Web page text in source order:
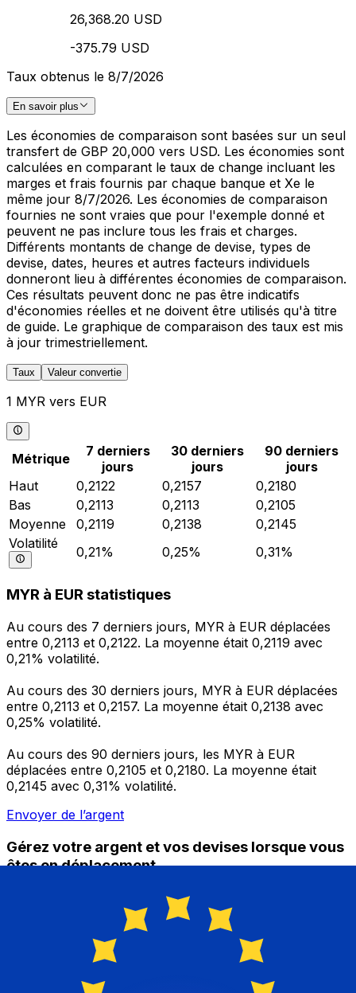
26,368.20 USD
-375.79 USD
Taux obtenus le 8/7/2026
En savoir plus
Les économies de comparaison sont basées sur un seul
transfert de GBP 20,000 vers USD. Les économies sont
calculées en comparant le taux de change incluant les
marges et frais fournis par chaque banque et Xe le
même jour 8/7/2026. Les économies de comparaison
fournies ne sont vraies que pour l'exemple donné et
peuvent ne pas inclure tous les frais et charges.
Différents montants de change de devise, types de
devise, dates, heures et autres facteurs individuels
donneront lieu à différentes économies de comparaison.
Ces résultats peuvent donc ne pas être indicatifs
d'économies réelles et ne doivent être utilisés qu'à titre
de guide. Le graphique de comparaison des taux est mis
à jour trimestriellement.
Taux Valeur convertie
1 MYR vers EUR
Métrique
7 derniers
jours
30 derniers
jours
90 derniers
jours
Haut
0,2122 0,2157
0,2180
Bas
0,2113 0,2113
0,2105
Moyenne
0,2119 0,2138
0,2145
Volatilité
0,21% 0,25% 0,31%
MYR à EUR statistiques
Au cours des 7 derniers jours, MYR à EUR déplacées
entre 0,2113 et 0,2122. La moyenne était 0,2119 avec
0,21% volatilité.
Au cours des 30 derniers jours, MYR à EUR déplacées
entre 0,2113 et 0,2157. La moyenne était 0,2138 avec
0,25% volatilité.
Au cours des 90 derniers jours, les MYR à EUR
déplacées entre 0,2105 et 0,2180. La moyenne était
0,2145 avec 0,31% volatilité.
Envoyer de l’argent
Gérez votre argent et vos devises lorsque vous
êtes en déplacement
L'application Xe réunit toutes les fonctionnalités
nécessaires pour vos transferts d'argent internationaux
et la gestion de vos devises. Convertissez des devises,
programmez des alertes de taux et transférez de
l'argent à l'étranger sans frais cachés. Téléchargez